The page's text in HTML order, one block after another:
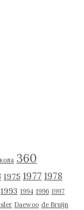
360
1975 1977 1978
1993 1994 1996 1997
Daewoo de Bruijn